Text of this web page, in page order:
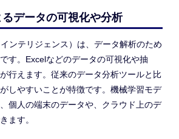
データの可視化や分析
ンテリジェンス）は、データ解析のため
す。Excelなどのデータの可視化や抽
行えます。従来のデータ分析ツールと比
がしやすいことが特徴です。機械学習モデ
個人の端末のデータや、クラウド上のデ
ます。